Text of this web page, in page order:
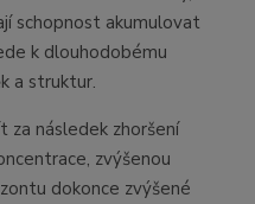
schopnost akumulovat
k dlouhodobému
a struktur.
za následek zhoršení
zvýšenou
dokonce zvýšené